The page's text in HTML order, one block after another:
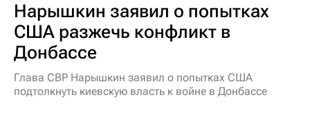
Нарышкин заявил о попытках
США разжечь конфликт в
Донбассе
Глава СВР Нарышкин заявил о попытках США
подтолкнуть киевскую власть к войне в Донбассе